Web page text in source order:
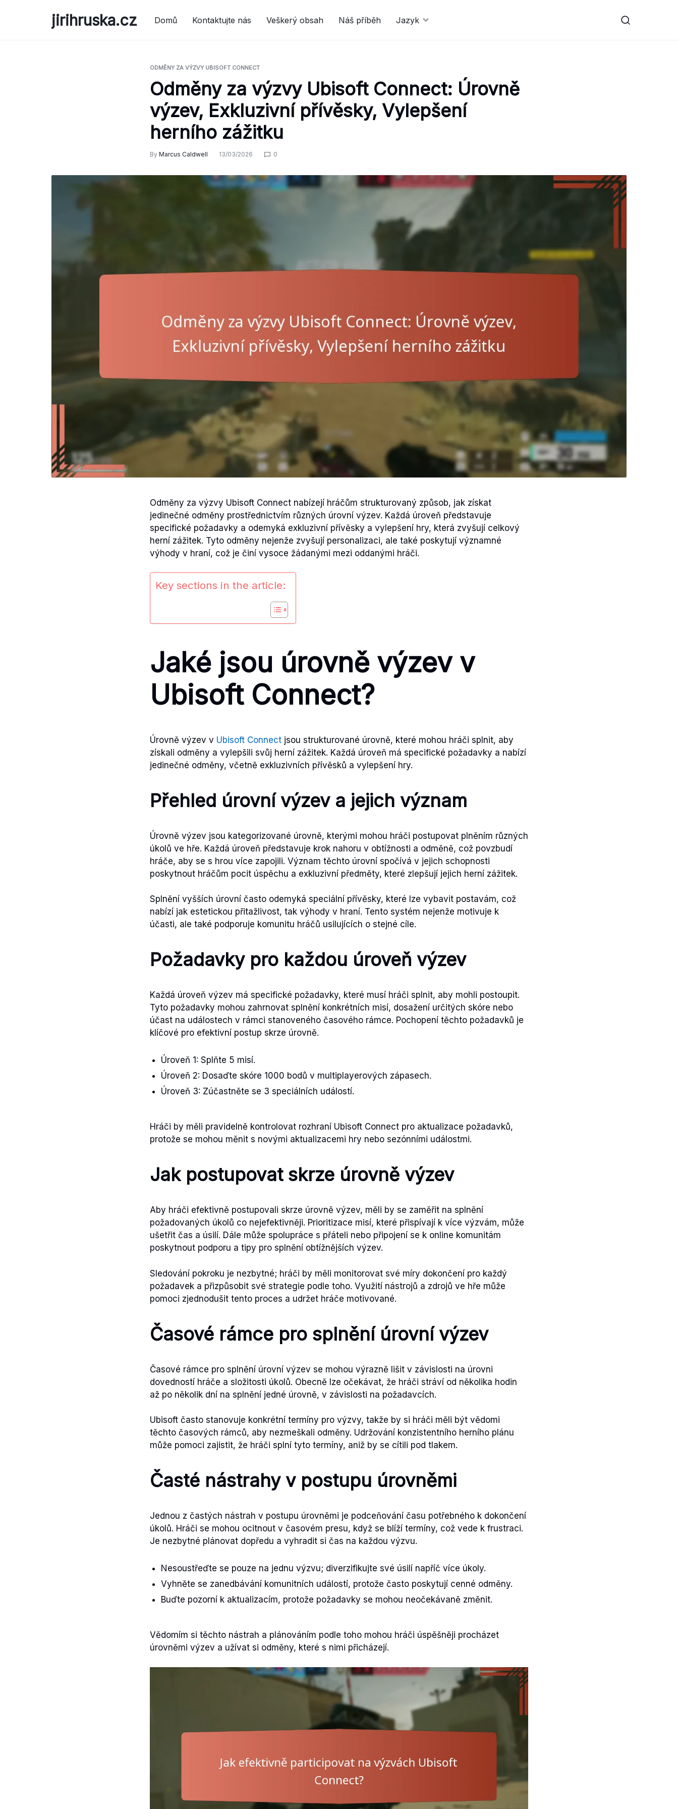
jirihruska.cz Domů Kontaktujte nás Veškerý obsah Náš příběh Jazyk
ODMĚNY ZA VÝZVY UBISOFT CONNECT
Odměny za výzvy Ubisoft Connect: Úrovně
výzev, Exkluzivní přívěsky, Vylepšení
herního zážitku
By Marcus Caldwell 13/03/2026 0
Odměny za výzvy Ubisoft Connect nabízejí hráčům strukturovaný způsob, jak získat
jedinečné odměny prostřednictvím různých úrovní výzev. Každá úroveň představuje
specifické požadavky a odemyká exkluzivní přívěsky a vylepšení hry, která zvyšují celkový
herní zážitek. Tyto odměny nejenže zvyšují personalizaci, ale také poskytují významné
výhody v hraní, což je činí vysoce žádanými mezi oddanými hráči.
Key sections in the article:
Jaké jsou úrovně výzev v
Ubisoft Connect?
Úrovně výzev v Ubisoft Connect jsou strukturované úrovně, které mohou hráči splnit, aby
získali odměny a vylepšili svůj herní zážitek. Každá úroveň má specifické požadavky a nabízí
jedinečné odměny, včetně exkluzivních přívěsků a vylepšení hry.
Přehled úrovní výzev a jejich význam
Úrovně výzev jsou kategorizované úrovně, kterými mohou hráči postupovat plněním různých
úkolů ve hře. Každá úroveň představuje krok nahoru v obtížnosti a odměně, což povzbudí
hráče, aby se s hrou více zapojili. Význam těchto úrovní spočívá v jejich schopnosti
poskytnout hráčům pocit úspěchu a exkluzivní předměty, které zlepšují jejich herní zážitek.
Splnění vyšších úrovní často odemyká speciální přívěsky, které lze vybavit postavám, což
nabízí jak estetickou přitažlivost, tak výhody v hraní. Tento systém nejenže motivuje k
účasti, ale také podporuje komunitu hráčů usilujících o stejné cíle.
Požadavky pro každou úroveň výzev
Každá úroveň výzev má specifické požadavky, které musí hráči splnit, aby mohli postoupit.
Tyto požadavky mohou zahrnovat splnění konkrétních misí, dosažení určitých skóre nebo
účast na událostech v rámci stanoveného časového rámce. Pochopení těchto požadavků je
klíčové pro efektivní postup skrze úrovně.
Úroveň 1: Splňte 5 misí.
Úroveň 2: Dosaďte skóre 1000 bodů v multiplayerových zápasech.
Úroveň 3: Zúčastněte se 3 speciálních událostí.
Hráči by měli pravidelně kontrolovat rozhraní Ubisoft Connect pro aktualizace požadavků,
protože se mohou měnit s novými aktualizacemi hry nebo sezónními událostmi.
Jak postupovat skrze úrovně výzev
Aby hráči efektivně postupovali skrze úrovně výzev, měli by se zaměřit na splnění
požadovaných úkolů co nejefektivněji. Prioritizace misí, které přispívají k více výzvám, může
ušetřit čas a úsilí. Dále může spolupráce s přáteli nebo připojení se k online komunitám
poskytnout podporu a tipy pro splnění obtížnějších výzev.
Sledování pokroku je nezbytné; hráči by měli monitorovat své míry dokončení pro každý
požadavek a přizpůsobit své strategie podle toho. Využití nástrojů a zdrojů ve hře může
pomoci zjednodušit tento proces a udržet hráče motivované.
Časové rámce pro splnění úrovní výzev
Časové rámce pro splnění úrovní výzev se mohou výrazně lišit v závislosti na úrovni
dovedností hráče a složitosti úkolů. Obecně lze očekávat, že hráči stráví od několika hodin
až po několik dní na splnění jedné úrovně, v závislosti na požadavcích.
Ubisoft často stanovuje konkrétní termíny pro výzvy, takže by si hráči měli být vědomi
těchto časových rámců, aby nezmeškali odměny. Udržování konzistentního herního plánu
může pomoci zajistit, že hráči splní tyto termíny, aniž by se cítili pod tlakem.
Časté nástrahy v postupu úrovněmi
Jednou z častých nástrah v postupu úrovněmi je podceňování času potřebného k dokončení
úkolů. Hráči se mohou ocitnout v časovém presu, když se blíží termíny, což vede k frustraci.
Je nezbytné plánovat dopředu a vyhradit si čas na každou výzvu.
Nesoustřeďte se pouze na jednu výzvu; diverzifikujte své úsilí napříč více úkoly.
Vyhněte se zanedbávání komunitních událostí, protože často poskytují cenné odměny.
Buďte pozorní k aktualizacím, protože požadavky se mohou neočekávaně změnit.
Vědomím si těchto nástrah a plánováním podle toho mohou hráči úspěšněji procházet
úrovněmi výzev a užívat si odměny, které s nimi přicházejí.